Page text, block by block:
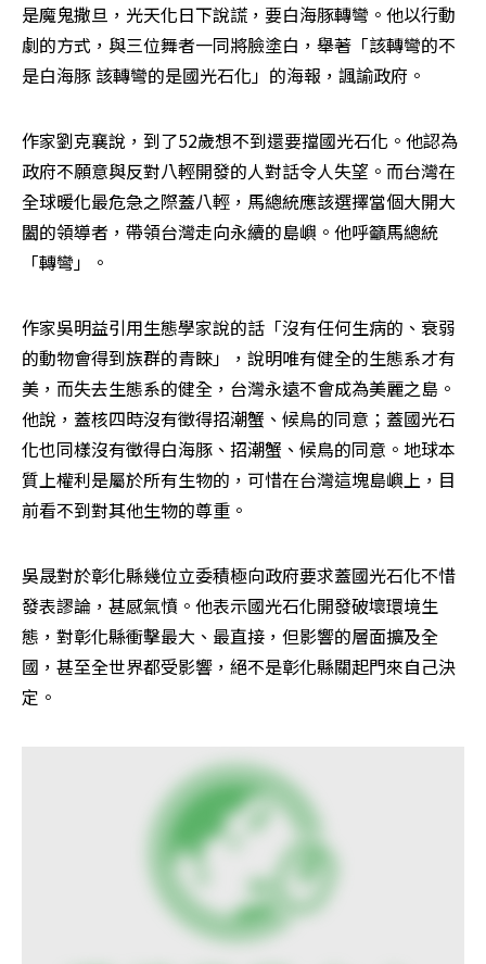
是魔鬼撒旦，光天化日下說謊，要白海豚轉彎。他以行動
劇的方式，與三位舞者一同將臉塗白，舉著「該轉彎的不
是白海豚 該轉彎的是國光石化」的海報，諷諭政府。
作家劉克襄說，到了52歲想不到還要擋國光石化。他認為
政府不願意與反對八輕開發的人對話令人失望。而台灣在
全球暖化最危急之際蓋八輕，馬總統應該選擇當個大開大
闔的領導者，帶領台灣走向永續的島嶼。他呼籲馬總統
「轉彎」。
作家吳明益引用生態學家說的話「沒有任何生病的、衰弱
的動物會得到族群的青睞」，說明唯有健全的生態系才有
美，而失去生態系的健全，台灣永遠不會成為美麗之島。
他說，蓋核四時沒有徵得招潮蟹、候鳥的同意；蓋國光石
化也同樣沒有徵得白海豚、招潮蟹、候鳥的同意。地球本
質上權利是屬於所有生物的，可惜在台灣這塊島嶼上，目
前看不到對其他生物的尊重。
吳晟對於彰化縣幾位立委積極向政府要求蓋國光石化不惜
發表謬論，甚感氣憤。他表示國光石化開發破壞環境生
態，對彰化縣衝擊最大、最直接，但影響的層面擴及全
國，甚至全世界都受影響，絕不是彰化縣關起門來自己決
定。